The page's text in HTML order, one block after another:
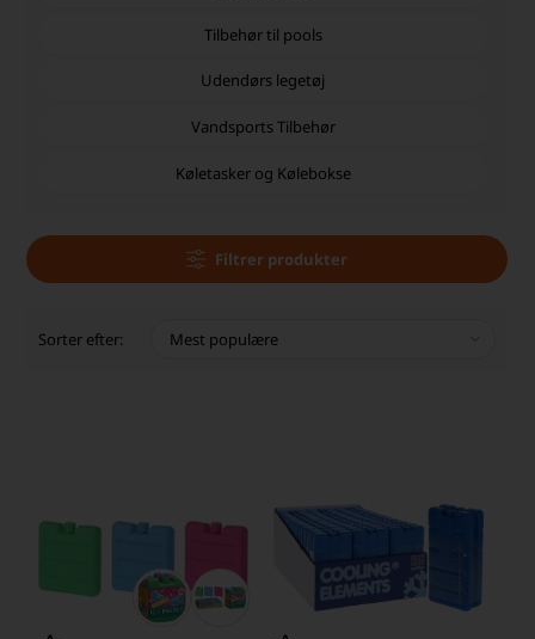
Tilbehør til pools
Udendørs legetøj
Vandsports Tilbehør
Køletasker og Kølebokse
Filtrer produkter
Sorter efter: